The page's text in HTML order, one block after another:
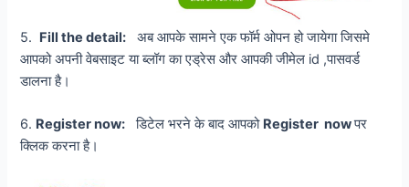
5. Fill the detail: अब आपके सामने एक फॉर्म ओपन हो जायेगा जिसमे
आपको अपनी वेबसाइट या ब्लॉग का एड्रेस और आपकी जीमेल id ,पासवर्ड
डालना है।
6. Register now: डिटेल भरने के बाद आपको Register nowपर
क्लिक करना है।